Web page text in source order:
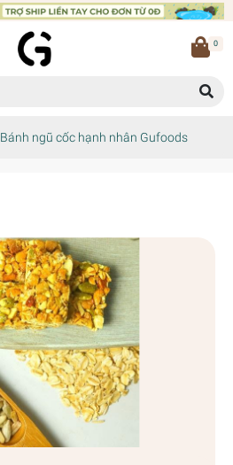
0
Bánh ngũ cốc hạnh nhân Gufoods